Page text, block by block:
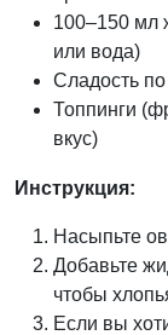
100–150 мл
или вода)
Сладость
Топпинги
вкус)
Инструкция:
Насыпьте
Добавьте
чтобы
Если вы